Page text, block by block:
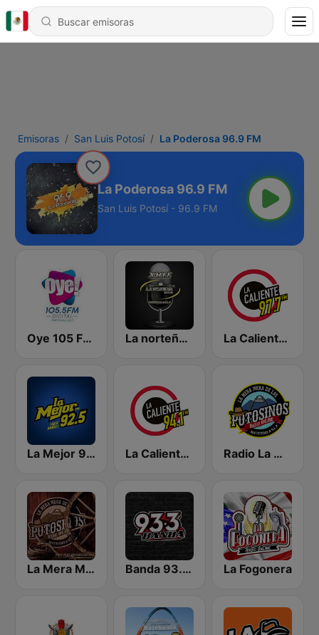
Emisoras San Luis Potosí La Poderosa 96.9 FM
La Poderosa 96.9 FM
San Luis Potosí - 96.9 FM
Oye 105 FM Digital La norteña 89.3 FM La Caliente 97.7 FM | San Luis Potosí
La Mejor 92.5 FM La Caliente 94.1 FM | Monterrey Radio La Mera Mera
La Mera Mera de Matehuala Banda 93.3 FM La Fogonera